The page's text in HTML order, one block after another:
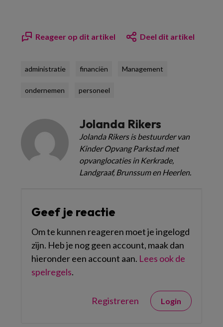
Reageer op dit artikel Deel dit artikel
administratie financiën Management
ondernemen personeel
Jolanda Rikers
Jolanda Rikers is bestuurder van
Kinder Opvang Parkstad met
opvanglocaties in Kerkrade,
Landgraaf, Brunssum en Heerlen.
Geef je reactie
Om te kunnen reageren moet je ingelogd
zijn. Heb je nog geen account, maak dan
hieronder een account aan. Lees ook de
spelregels.
Registreren Login